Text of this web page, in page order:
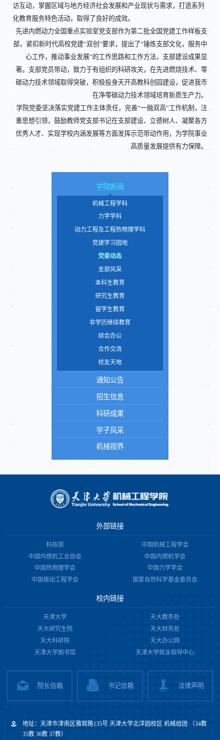
访互动，掌握区域与地方经济社会发展和产业现状与需求，打造系列
化教育服务特色活动，取得了良好的成效。
先进内燃动力全国重点实验室党支部作为第二批全国党建工作样板支
部，紧扣新时代高校党建“双创”要求，提出了“锤炼支部文化，服务中
心工作，推动事业发展”的工作思路和工作方法，支部建设成果显
著。支部党员带动，致力于有组织的科研攻关，在先进燃烧技术、零
碳动力技术领域取得突破，积极投身天开高教科创园建设，促进我市
在净零碳动力技术领域培育新质生产力。
学院党委坚决落实党建工作主体责任，完善“一融双高”工作机制，注
重思想引领，鼓励教师党支部书记在支部建设、立德树人、凝聚各方
优秀人才、实现学校内涵发展等方面发挥示范带动作用，为学院事业
高质量发展提供有力保障。
学院新闻
机械工程学科
力学学科
动力工程及工程热物理学科
党建学习园地
党委动态
支部风采
本科生教育
研究生教育
留学生教育
非学历继续教育
综合办公
合作交流
校友天地
通知公告
招生信息
科研成果
学子风采
机械视界
外部链接
科技部
中国机械工程学会
中国内燃机工业协会
中国内燃机学会
中国热物理学会
中国力学学会
中国振动工程学会
国家自然科学基金委员会
校内链接
天津大学
天大教务处
天大研究生院
天大财务处
天大科研院
天大办公网
天津大学图书馆
天津大学就业指导中心
院长信箱 书记信箱 法律声明
地址：天津市津南区雅观路135号 天津大学北洋园校区 机械组团 （34教
35教 36教 37教）